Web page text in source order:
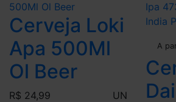
Cerveja Loki
Apa 500Ml
Ol Beer
R$ 24,99 UN
A